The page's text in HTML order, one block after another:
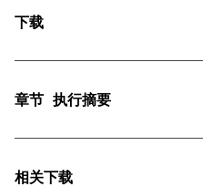
下载
章节 执行摘要
相关下载